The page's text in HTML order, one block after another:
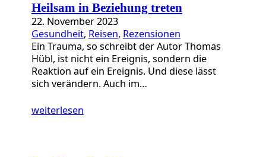
Heilsam in Beziehung treten
22. November 2023
Gesundheit, Reisen, Rezensionen
Ein Trauma, so schreibt der Autor Thomas
Hübl, ist nicht ein Ereignis, sondern die
Reaktion auf ein Ereignis. Und diese lässt
sich verändern. Auch im…
weiterlesen